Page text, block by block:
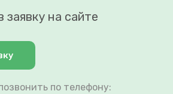
заявку на сайте
по телефону: